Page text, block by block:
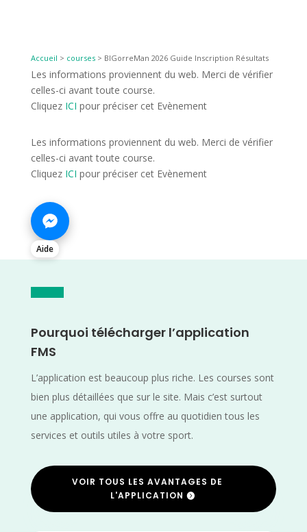
Accueil > courses> BIGorreMan 2026 Guide Inscription Résultats
Les informations proviennent du web. Merci de vérifier
celles-ci avant toute course.
Cliquez ICI pour préciser cet Evènement
Les informations proviennent du web. Merci de vérifier
celles-ci avant toute course.
Cliquez ICI pour préciser cet Evènement
Aide
Pourquoi télécharger l’application
FMS
L’application est beaucoup plus riche. Les courses sont
bien plus détaillées que sur le site. Mais c’est surtout
une application, qui vous offre au quotidien tous les
services et outils utiles à votre sport.
VOIR TOUS LES AVANTAGES DE
L'APPLICATION